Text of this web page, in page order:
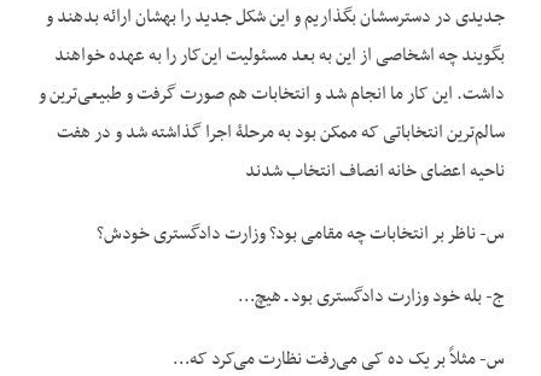
جدیدی در دسترسشان بگذاریم و این شکل جدید را بهشان ارائه بدهند و
بگویند چه اشخاصی از این به بعد مسئولیت این‌کار را به عهده خواهند
داشت. این کار ما انجام شد و انتخابات هم صورت گرفت و طبیعی‌ترین و
سالم‌ترین انتخاباتی که ممکن بود به مرحلۀ اجرا گذاشته شد و در هفت
ناحیه اعضای خانه انصاف انتخاب شدند
س- ناظر بر انتخابات چه مقامی بود؟ وزارت دادگستری خودش؟
ج- بله خود وزارت دادگستری بود ـ هیچ…
س- مثلاً بر یک ده کی می‌رفت نظارت می‌کرد که…